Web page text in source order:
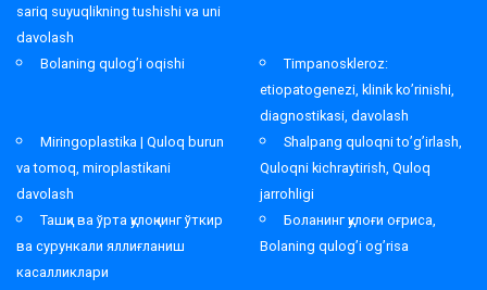
sariq suyuqlikning tushishi va uni
davolash
Bolaning qulog’i oqishi
Timpanoskleroz:
etiopatogenezi, klinik ko’rinishi,
diagnostikasi, davolash
Miringoplastika | Quloq burun
va tomoq, miroplastikani
davolash
Shalpang quloqni to’g’irlash,
Quloqni kichraytirish, Quloq
jarrohligi
Ташқи ва ўрта қулоқнинг ўткир
ва сурункали яллиғланиш
касалликлари
Боланинг қулоғи оғриса,
Bolaning qulog’i og’risa